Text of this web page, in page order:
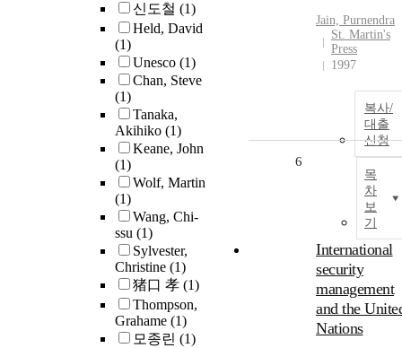
신도철 (1)
Held, David
(1)
Unesco (1)
Chan, Steve
(1)
Tanaka,
Akihiko (1)
Keane, John
(1)
Wolf, Martin
(1)
Wang, Chi-
ssu (1)
Sylvester,
Christine (1)
猪口 孝 (1)
Thompson,
Grahame (1)
모종린 (1)
Jain, Purnendra
St. Martin's
Press
1997
복사/
대출
신청
목
차
보
기
6
International
security
management
and the
Nations